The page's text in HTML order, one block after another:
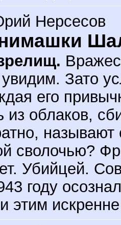
Нерсесов
Зато
его
из облаков,
называют
сволочью?
Убийцей.
году
этим